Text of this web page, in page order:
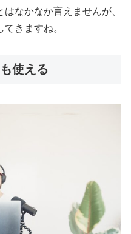
なかなか言えませんが、
きますね。
使える